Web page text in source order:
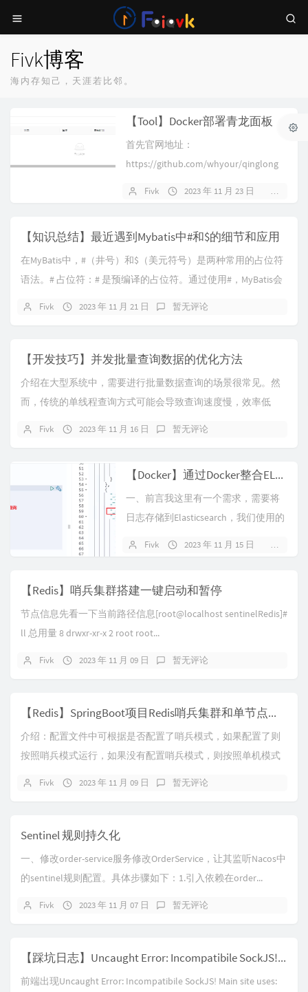
Fivk博客
海内存知己，天涯若比邻。
【Tool】Docker部署青龙面板
首先官网地址：
https://github.com/whyour/qinglong
Fivk 2023 年 11 月 23 日
【知识总结】最近遇到Mybatis中#和$的细节和应用
在MyBatis中，#（井号）和$（美元符号）是两种常用的占位符
语法。# 占位符：# 是预编译的占位符。通过使用#，MyBatis会
Fivk 2023 年 11 月 21 日 暂无评论
【开发技巧】并发批量查询数据的优化方法
介绍在大型系统中，需要进行批量数据查询的场景很常见。然
而，传统的单线程查询方式可能会导致查询速度慢，效率低
Fivk 2023 年 11 月 16 日 暂无评论
【Docker】通过Docker整合ELK并采集Mysql日志
一、前言我这里有一个需求，需要将
日志存储到Elasticsearch，我们使用的
Fivk 2023 年 11 月 15 日
【Redis】哨兵集群搭建一键启动和暂停
节点信息先看一下当前路径信息[root@localhost sentinelRedis]#
ll 总用量 8 drwxr-xr-x 2 root root...
Fivk 2023 年 11 月 09 日 暂无评论
【Redis】SpringBoot项目Redis哨兵集群和单节点自适应
介绍：配置文件中可根据是否配置了哨兵模式，如果配置了则
按照哨兵模式运行，如果没有配置哨兵模式，则按照单机模式
Fivk 2023 年 11 月 09 日 暂无评论
Sentinel 规则持久化
一、修改order-service服务修改OrderService，让其监听Nacos中
的sentinel规则配置。具体步骤如下：1.引入依赖在order...
Fivk 2023 年 11 月 07 日 暂无评论
【踩坑日志】Uncaught Error: Incompatibile SockJS! Main site uses: "1.4.0", the iframe: "1.0.0". at s (VM342
前端出现Uncaught Error: Incompatibile SockJS! Main site uses: